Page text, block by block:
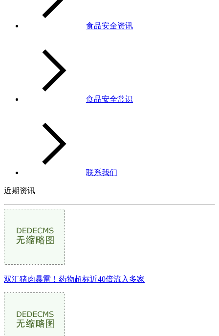
食品安全资讯
食品安全常识
联系我们
近期资讯
双汇猪肉暴雷！药物超标近40倍流入多家